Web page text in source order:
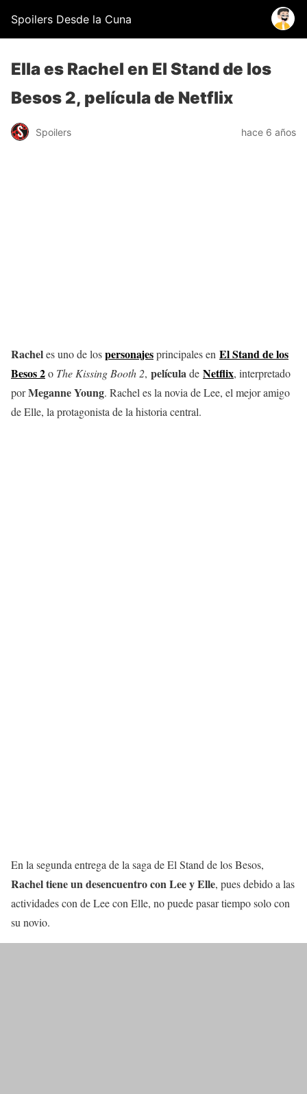
Spoilers Desde la Cuna
Ella es Rachel en El Stand de los
Besos 2, película de Netflix
Spoilers hace 6 años
Racheles uno de lospersonajesprincipales en El Stand de los
Besos 2o The Kissing Booth 2, películade Netflix, interpretado
porMeganne Young. Rachel es la novia de Lee, el mejor amigo
de Elle, la protagonista de la historia central.
En la segunda entrega de la saga de El Stand de los Besos,
Rachel tiene un desencuentro con Lee y Elle, pues debido a las
actividades con de Lee con Elle, no puede pasar tiempo solo con
su novio.